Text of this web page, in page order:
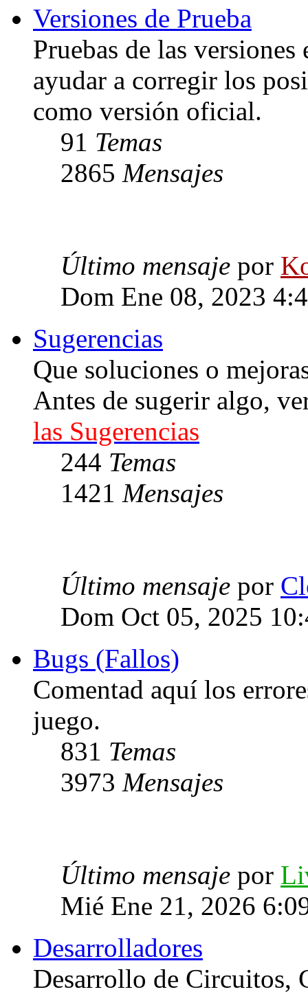
Versiones de Prueba
Pruebas de las
ayudar a corregir los
como versión oficial.
91 Temas
2865 Mensajes
Último mensaje por
Dom Ene 08, 2023
Sugerencias
Que soluciones o
Antes de sugerir algo,
las Sugerencias
244 Temas
1421 Mensajes
Último mensaje por
Dom Oct 05, 2025
Bugs (Fallos)
Comentad aquí los
juego.
831 Temas
3973 Mensajes
Último mensaje por
Mié Ene 21, 2026
Desarrolladores
Desarrollo de Circuitos,